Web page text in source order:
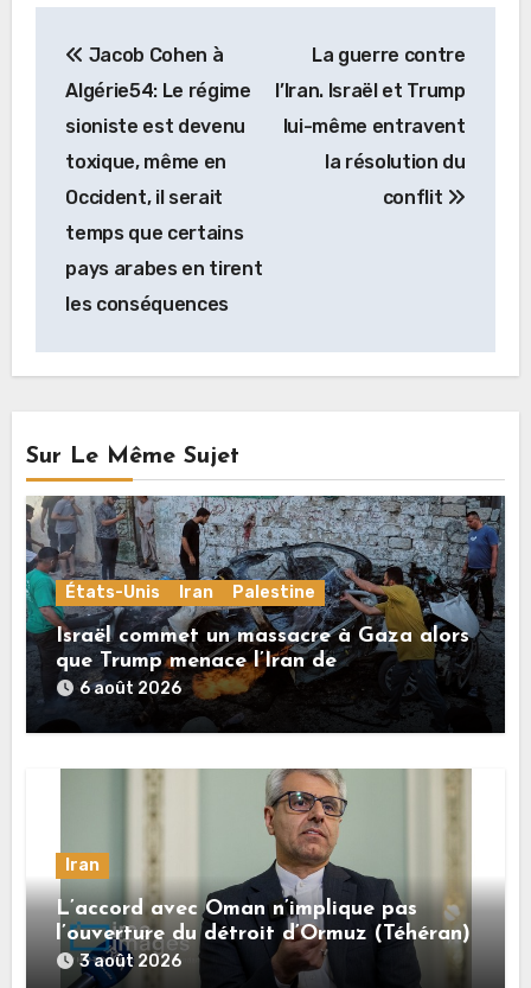
de
l’article
Jacob Cohen à
Algérie54: Le régime
sioniste est devenu
toxique, même en
Occident, il serait
temps que certains
pays arabes en tirent
les conséquences
La guerre contre
l’Iran. Israël et Trump
lui-même entravent
la résolution du
conflit
Sur Le Même Sujet
États-Unis Iran Palestine
Israël commet un massacre à Gaza alors
que Trump menace l’Iran de
«décapitation»
6 août 2026
Iran
L’accord avec Oman n’implique pas
l’ouverture du détroit d’Ormuz (Téhéran)
3 août 2026